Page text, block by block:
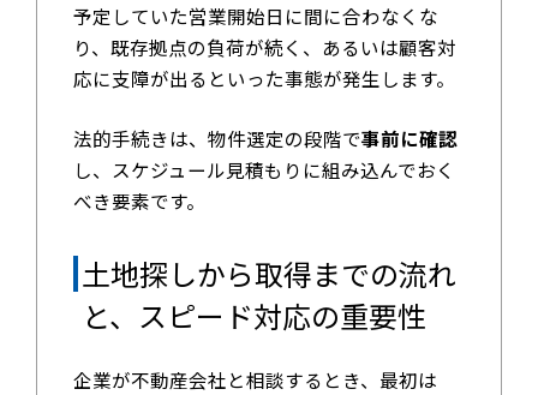
予定していた営業開始日に間に合わなくな
り、既存拠点の負荷が続く、あるいは顧客対
応に支障が出るといった事態が発生します。
法的手続きは、物件選定の段階で事前に確認
し、スケジュール見積もりに組み込んでおく
べき要素です。
土地探しから取得までの流れ
と、スピード対応の重要性
企業が不動産会社と相談するとき、最初は